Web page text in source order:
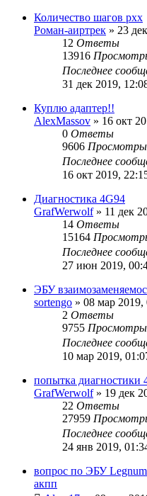
Количество шагов рхх
Роман-аиртрек » 23
12 Ответы
13916
Последнее
31 дек 2019,
Куплю адаптер!!
AlexMassov » 16 окт
0 Ответы
9606 Просмотры
Последнее
16 окт 2019,
Диагностика 4G94
GrafWerwolf» 11 дек
14 Ответы
15164
Последнее
27 июн 2019,
ЭБУ
sortengo » 08 мар 2019,
2 Ответы
9755 Просмотры
Последнее
10 мар 2019,
попытка диагностики
GrafWerwolf» 19 дек
22 Ответы
27959
Последнее
24 янв 2019,
вопрос по ЭБУ
акпп